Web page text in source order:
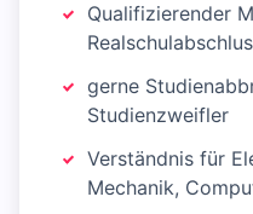
Qualifizierender
gerne
Studienzweifler
Verständnis für
Mechanik,